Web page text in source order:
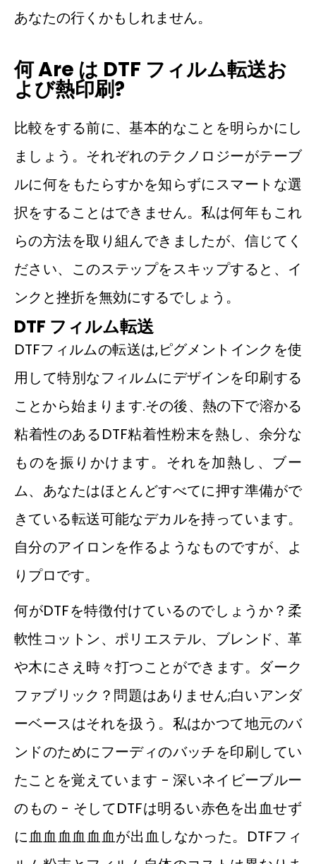
あなたの行くかもしれません。
何Are は DTF フィルム転送お
よび熱印刷?
比較をする前に、基本的なことを明らかにし
ましょう。それぞれのテクノロジーがテーブ
ルに何をもたらすかを知らずにスマートな選
択をすることはできません。私は何年もこれ
らの方法を取り組んできましたが、信じてく
ださい、このステップをスキップすると、イ
ンクと挫折を無効にするでしょう。
DTF フィルム転送
DTFフィルムの転送は,ピグメントインクを使
用して特別なフィルムにデザインを印刷する
ことから始まります.その後、熱の下で溶かる
粘着性のあるDTF粘着性粉末を熱し、余分な
ものを振りかけます。それを加熱し、ブー
ム、あなたはほとんどすべてに押す準備がで
きている転送可能なデカルを持っています。
自分のアイロンを作るようなものですが、よ
りプロです。
何がDTFを特徴付けているのでしょうか？柔
軟性コットン、ポリエステル、ブレンド、革
や木にさえ時々打つことができます。ダーク
ファブリック？問題はありません;白いアンダ
ーベースはそれを扱う。私はかつて地元のバ
ンドのためにフーディのバッチを印刷してい
たことを覚えています - 深いネイビーブルー
のもの - そしてDTFは明るい赤色を出血せず
に血血血血血血が出血しなかった。DTFフィ